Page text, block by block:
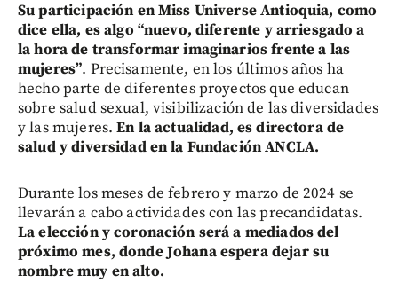
Su participación en Miss Universe Antioquia, como
dice ella, es algo “nuevo, diferente y arriesgado a
la hora de transformar imaginarios frente a las
mujeres”. Precisamente, en los últimos años ha
hecho parte de diferentes proyectos que educan
sobre salud sexual, visibilización de las diversidades
y las mujeres.En la actualidad, es directora de
salud y diversidad en la Fundación ANCLA.
Durante los meses de febrero y marzo de 2024 se
llevarán a cabo actividades con las precandidatas.
La elección y coronación será a mediados del
próximo mes, donde Johana espera dejar su
nombre muy en alto.